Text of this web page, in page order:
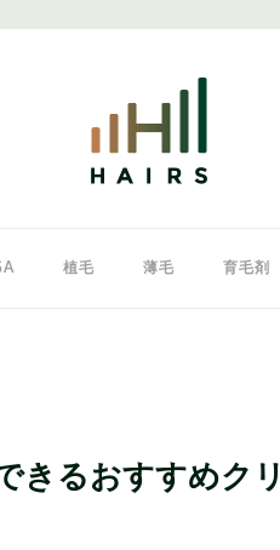
植毛 薄毛 育毛剤
きるおすすめクリ